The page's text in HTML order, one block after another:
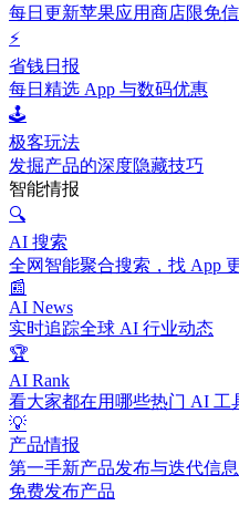
每日更新苹果应用商店限免
⚡
省钱日报
每日精选 App 与数码优惠
🕹️
极客玩法
发掘产品的深度隐藏技巧
智能情报
🔍
AI 搜索
全网智能聚合搜索，找 App
📰
AI News
实时追踪全球 AI 行业动态
🏆
AI Rank
看大家都在用哪些热门 AI 工
💡
产品情报
第一手新产品发布与迭代信息
免费发布产品